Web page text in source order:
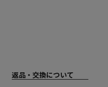
返品・交換について